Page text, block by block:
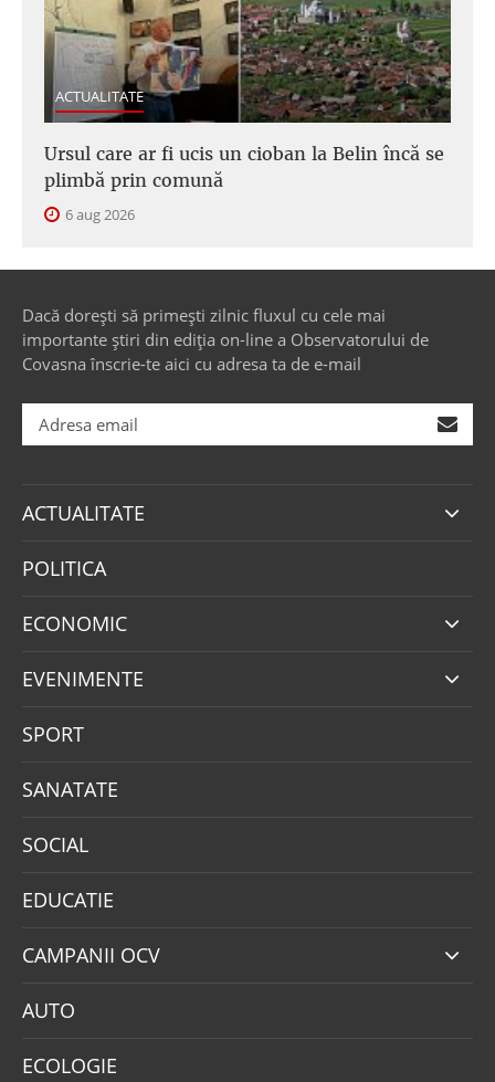
ACTUALITATE
Ursul care ar fi ucis un cioban la Belin încă se
plimbă prin comună
6 aug 2026
Dacă dorești să primești zilnic fluxul cu cele mai
importante știri din ediția on-line a Observatorului de
Covasna înscrie-te aici cu adresa ta de e-mail
ACTUALITATE
POLITICA
ECONOMIC
EVENIMENTE
SPORT
SANATATE
SOCIAL
EDUCATIE
CAMPANII OCV
AUTO
ECOLOGIE